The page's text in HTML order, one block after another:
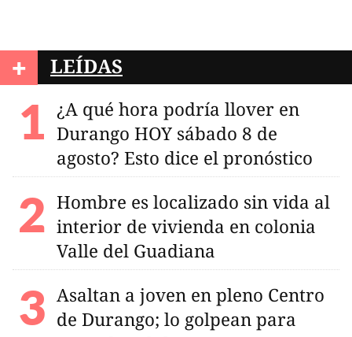
+ LEÍDAS
¿A qué hora podría llover en
Durango HOY sábado 8 de
agosto? Esto dice el pronóstico
Hombre es localizado sin vida al
interior de vivienda en colonia
Valle del Guadiana
Asaltan a joven en pleno Centro
de Durango; lo golpean para